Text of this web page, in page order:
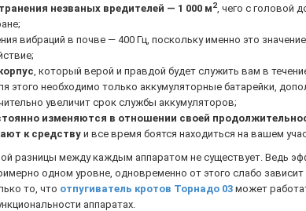
незваных вредителей — 1 000 м2, чего с головой
вибраций в почве — 400 Гц, поскольку именно это
, который верой и правдой будет служить вам в
этого необходимо только аккумуляторные батарейки,
увеличит срок службы аккумуляторов;
изменяются в отношении своей
к средствуи все время боятся находиться на вашем
разницы между каждым аппаратом не существует. Ведь
одном уровне, одновременно от этого слабо
то, что отпугиватель кротов Торнадо 03может
аппаратах.